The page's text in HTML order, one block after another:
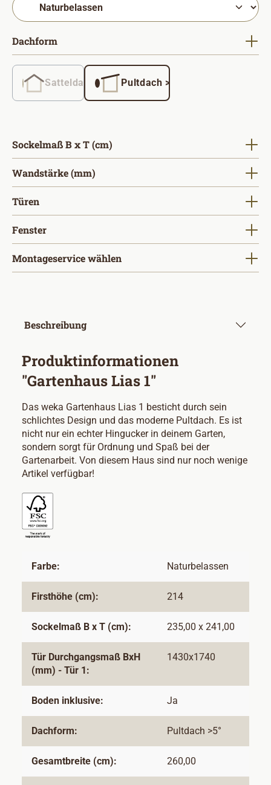
Dachform
Satteldach Pultdach >5°
Sockelmaß B x T (cm)
Wandstärke (mm)
Türen
Fensterauswählen
Montageservice wählen
Beschreibung
Produktinformationen
"Gartenhaus Lias 1"
Das weka Gartenhaus Lias 1 besticht durch sein
schlichtes Design und das moderne Pultdach. Es ist
nicht nur ein echter Hingucker in deinem Garten,
sondern sorgt für Ordnung und Spaß bei der
Gartenarbeit. Von diesem Haus sind nur noch wenige
Artikel verfügbar!
Farbe: Naturbelassen
Firsthöhe (cm): 214
Sockelmaß B x T (cm): 235,00 x 241,00
Tür Durchgangsmaß BxH
(mm) - Tür 1:
1430x1740
Boden inklusive: Ja
Dachform: Pultdach >5°
Gesamtbreite (cm): 260,00